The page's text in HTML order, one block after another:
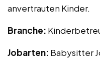
anvertrauten Kinder.
Branche:
Jobarten: Babysitter